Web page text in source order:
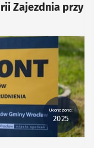
Zajezdnia przy
Ukończono:
2025